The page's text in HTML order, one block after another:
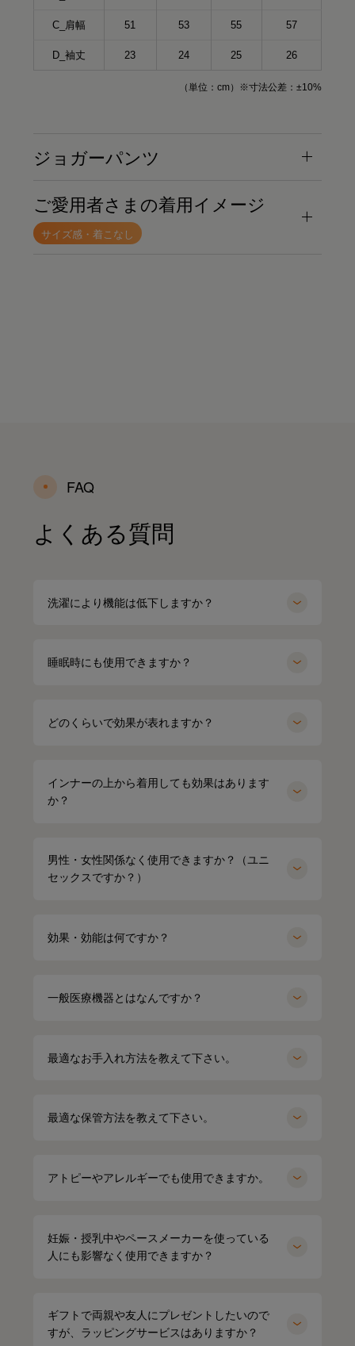
C_肩幅 51 53 55 57
D_袖丈 23 24 25 26
（単位：cm）※寸法公差：±10%
ジョガーパンツ
ご愛用者さまの着用イメージ
サイズ感・着こなし
FAQ
よくある質問
洗濯により機能は低下しますか？
睡眠時にも使用できますか？
どのくらいで効果が表れますか？
インナーの上から着用しても効果はあります
か？
男性・女性関係なく使用できますか？（ユニ
セックスですか？）
効果・効能は何ですか？
一般医療機器とはなんですか？
最適なお手入れ方法を教えて下さい。
最適な保管方法を教えて下さい。
アトピーやアレルギーでも使用できますか。
妊娠・授乳中やペースメーカーを使っている
人にも影響なく使用できますか？
ギフトで両親や友人にプレゼントしたいので
すが、ラッピングサービスはありますか？
オーバーサイズTシャツ（ブラック）
ポロシャツ（ホワイト）Mサイズ